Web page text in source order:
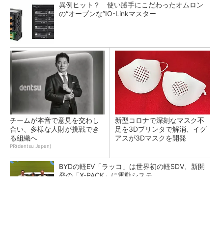
異例ヒット？ 使い勝手にこだわったオムロン
の“オープンな”IO-Linkマスター
チームが本音で意見を交わし
合い、多様な人財が挑戦でき
る組織へ
PR(dentsu Japan)
新型コロナで深刻なマスク不
足を3Dプリンタで解消、イグ
アスが3Dマスクを開発
BYDの軽EV「ラッコ」は世界初の軽SDV、新開
発の「X-PACK」に電動システ...